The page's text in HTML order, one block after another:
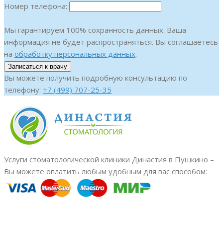
Номер телефона:
Мы гарантируем 100% сохранность данных. Ваша
информация не будет распространяться. Вы соглашаетесь
на обработку персональных данных.
Вы можете получить подробную консультацию по
телефону: +7 (499) 707-25-35
Услуги стоматологической клиники Династия в Пушкино –
Вы можете оплатить любым удобным для вас способом: